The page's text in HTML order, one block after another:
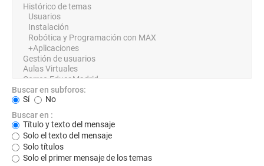
Buscar en subforos:
Sí
No
Buscar en :
Título y texto del mensaje
Solo el texto del mensaje
Solo títulos
Solo el primer mensaje de los temas